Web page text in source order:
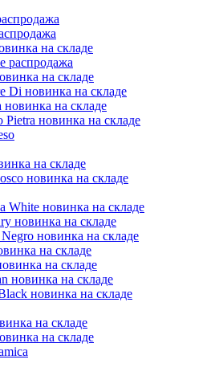
на складе
распродажа
на складе
Di новинка на складе
новинка на складе
Pietra новинка на складе
на складе
новинка на складе
White новинка на складе
новинка на складе
новинка на складе
на складе
на складе
новинка на складе
новинка на складе
на складе
на складе